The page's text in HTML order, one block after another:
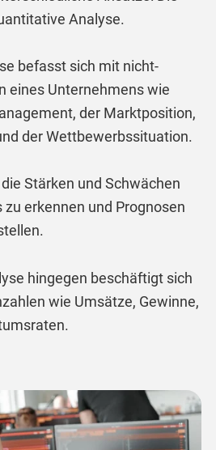
Analyse.
befasst sich mit nicht-
eines Unternehmens wie
der Marktposition,
der Wettbewerbssituation.
Stärken und Schwächen
erkennen und Prognosen
hingegen beschäftigt sich
wie Umsätze, Gewinne,